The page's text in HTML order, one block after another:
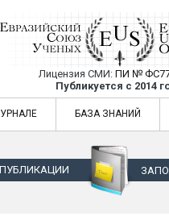
Союз
Лицензия СМИ: ПИ №
Публикуется с 2014
Союз Ученых — публикация
БАЗА ЗНАНИЙ